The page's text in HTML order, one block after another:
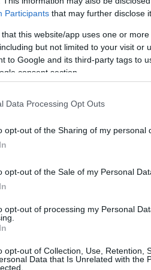
Participants that may further disclose
that this website/app uses one or
but not limited to your visit or
to Google and its third-party tags to
consent section.
Data Processing Opt Outs
opt-out of the Sharing of my personal
opt-out of the Sale of my Personal
opt-out of processing my Personal
opt-out of Collection, Use, Retention,
Data that Is Unrelated with the
Κολοσσός –
Το ΕΠΙΚΟ
Ρόδο που
ματς στην
09/DEC/23 17:19
με τον Προμηθέα να
στέλνει...
σημαντικότερη
δυναμική με
Ο κόουτς του Προμηθέα
νίκη επί της ΑΕΚ είναι η